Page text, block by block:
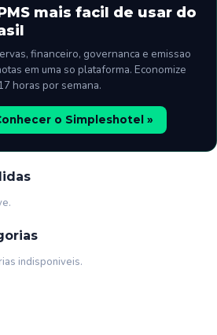
mais facil de usar do
financeiro, governanca e emissao
em uma so plataforma. Economize
horas por semana.
o Simpleshotel »
indisponiveis.